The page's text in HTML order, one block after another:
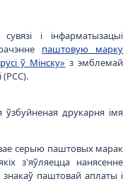
і інфарматызацыі
паштовую марку
ў Мінску» з эмблемай
(РСС).
друкарня імя
серыю паштовых марак
з'яўляецца нанясенне
паштовай аплаты і